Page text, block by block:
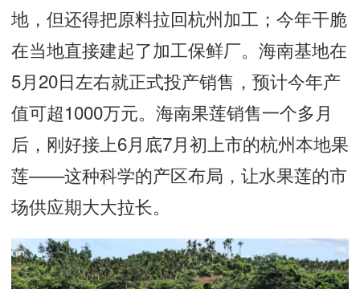
地，但还得把原料拉回杭州加工；今年干脆
在当地直接建起了加工保鲜厂。海南基地在
5月20日左右就正式投产销售，预计今年产
值可超1000万元。海南果莲销售一个多月
后，刚好接上6月底7月初上市的杭州本地果
莲——这种科学的产区布局，让水果莲的市
场供应期大大拉长。